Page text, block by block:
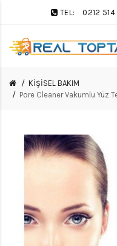
TEL: 0212
KİŞİSEL BAKIM
Pore Cleaner Vakumlu Yüz